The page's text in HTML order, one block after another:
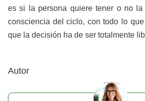
es si la persona quiere tener o no
consciencia del ciclo, con todo lo
que la decisión ha de ser totalmente
Autor